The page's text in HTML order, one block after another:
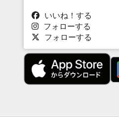
いいね！する
フォローする
フォローする